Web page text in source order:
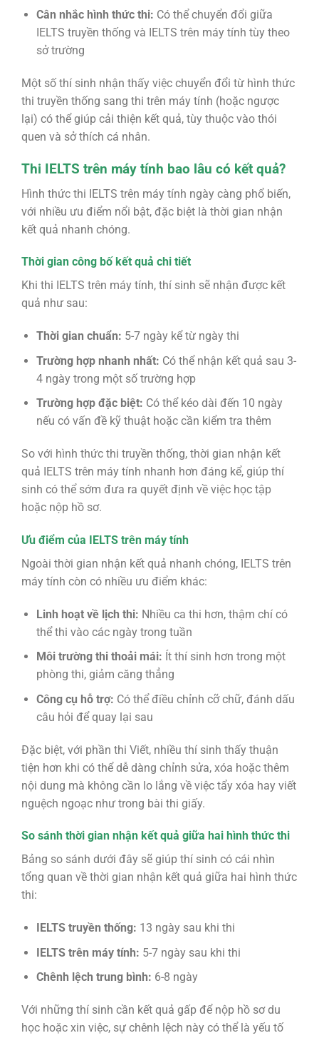
Cân nhắc hình thức thi: Có thể chuyển đổi giữa
IELTS truyền thống và IELTS trên máy tính tùy theo
sở trường
Một số thí sinh nhận thấy việc chuyển đổi từ hình thức
thi truyền thống sang thi trên máy tính (hoặc ngược
lại) có thể giúp cải thiện kết quả, tùy thuộc vào thói
quen và sở thích cá nhân.
Thi IELTS trên máy tính bao lâu có kết quả?
Hình thức thi IELTS trên máy tính ngày càng phổ biến,
với nhiều ưu điểm nổi bật, đặc biệt là thời gian nhận
kết quả nhanh chóng.
Thời gian công bố kết quả chi tiết
Khi thi IELTS trên máy tính, thí sinh sẽ nhận được kết
quả như sau:
Thời gian chuẩn: 5-7 ngày kể từ ngày thi
Trường hợp nhanh nhất: Có thể nhận kết quả sau 3-
4 ngày trong một số trường hợp
Trường hợp đặc biệt: Có thể kéo dài đến 10 ngày
nếu có vấn đề kỹ thuật hoặc cần kiểm tra thêm
So với hình thức thi truyền thống, thời gian nhận kết
quả IELTS trên máy tính nhanh hơn đáng kể, giúp thí
sinh có thể sớm đưa ra quyết định về việc học tập
hoặc nộp hồ sơ.
Ưu điểm của IELTS trên máy tính
Ngoài thời gian nhận kết quả nhanh chóng, IELTS trên
máy tính còn có nhiều ưu điểm khác:
Linh hoạt về lịch thi: Nhiều ca thi hơn, thậm chí có
thể thi vào các ngày trong tuần
Môi trường thi thoải mái: Ít thí sinh hơn trong một
phòng thi, giảm căng thẳng
Công cụ hỗ trợ: Có thể điều chỉnh cỡ chữ, đánh dấu
câu hỏi để quay lại sau
Đặc biệt, với phần thi Viết, nhiều thí sinh thấy thuận
tiện hơn khi có thể dễ dàng chỉnh sửa, xóa hoặc thêm
nội dung mà không cần lo lắng về việc tẩy xóa hay viết
nguệch ngoạc như trong bài thi giấy.
So sánh thời gian nhận kết quả giữa hai hình thức thi
Bảng so sánh dưới đây sẽ giúp thí sinh có cái nhìn
tổng quan về thời gian nhận kết quả giữa hai hình thức
thi:
IELTS truyền thống: 13 ngày sau khi thi
IELTS trên máy tính: 5-7 ngày sau khi thi
Chênh lệch trung bình: 6-8 ngày
Với những thí sinh cần kết quả gấp để nộp hồ sơ du
học hoặc xin việc, sự chênh lệch này có thể là yếu tố